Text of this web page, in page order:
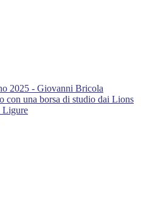
2025 - Giovanni Bricola
con una borsa di studio dai Lions